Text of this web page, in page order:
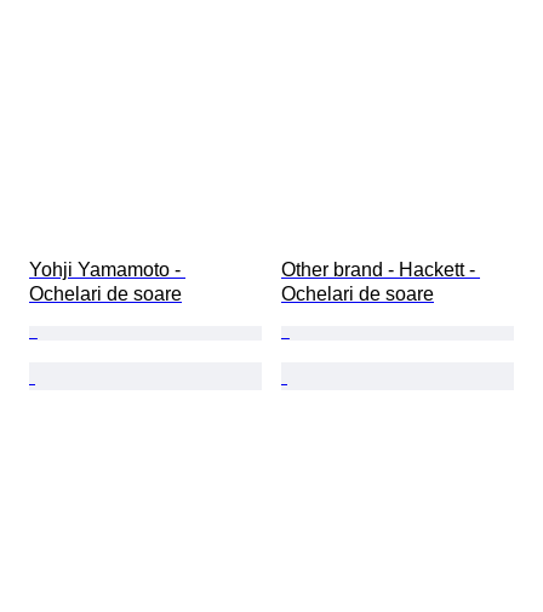
Yohji Yamamoto -
Ochelari de soare
Other brand - Hackett -
Ochelari de soare